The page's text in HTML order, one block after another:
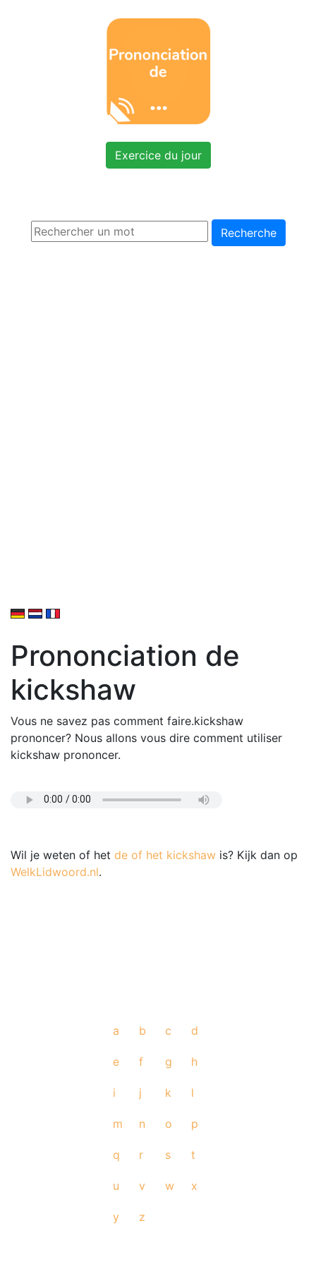
Exercice du jour
Recherche
Prononciation de
kickshaw
Vous ne savez pas comment faire.kickshaw
prononcer? Nous allons vous dire comment utiliser
kickshaw prononcer.
Wil je weten of het de of het kickshaw is? Kijk dan op
WelkLidwoord.nl.
a b c d
e f g h
i j k l
m n o p
q r s t
u v w x
y z